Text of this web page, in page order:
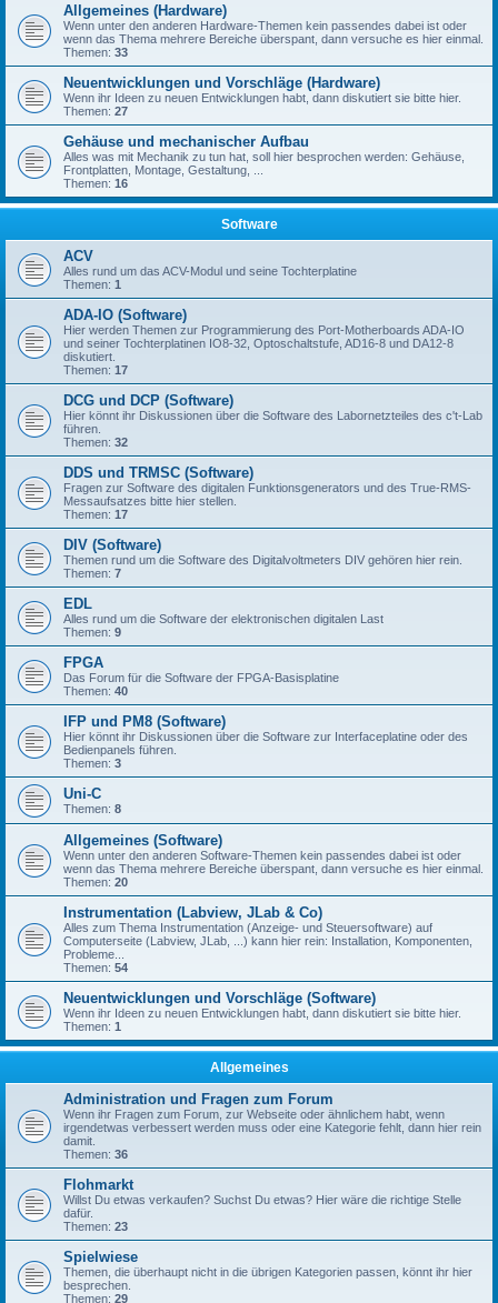
Allgemeines (Hardware)
Wenn unter den anderen Hardware-Themen kein passendes dabei ist oder
wenn das Thema mehrere Bereiche überspant, dann versuche es hier einmal.
Themen: 33
Neuentwicklungen und Vorschläge (Hardware)
Wenn ihr Ideen zu neuen Entwicklungen habt, dann diskutiert sie bitte hier.
Themen: 27
Gehäuse und mechanischer Aufbau
Alles was mit Mechanik zu tun hat, soll hier besprochen werden: Gehäuse,
Frontplatten, Montage, Gestaltung, ...
Themen: 16
Software
ACV
Alles rund um das ACV-Modul und seine Tochterplatine
Themen: 1
ADA-IO (Software)
Hier werden Themen zur Programmierung des Port-Motherboards ADA-IO
und seiner Tochterplatinen IO8-32, Optoschaltstufe, AD16-8 und DA12-8
diskutiert.
Themen: 17
DCG und DCP (Software)
Hier könnt ihr Diskussionen über die Software des Labornetzteiles des c't-Lab
führen.
Themen: 32
DDS und TRMSC (Software)
Fragen zur Software des digitalen Funktionsgenerators und des True-RMS-
Messaufsatzes bitte hier stellen.
Themen: 17
DIV (Software)
Themen rund um die Software des Digitalvoltmeters DIV gehören hier rein.
Themen: 7
EDL
Alles rund um die Software der elektronischen digitalen Last
Themen: 9
FPGA
Das Forum für die Software der FPGA-Basisplatine
Themen: 40
IFP und PM8 (Software)
Hier könnt ihr Diskussionen über die Software zur Interfaceplatine oder des
Bedienpanels führen.
Themen: 3
Uni-C
Themen: 8
Allgemeines (Software)
Wenn unter den anderen Software-Themen kein passendes dabei ist oder
wenn das Thema mehrere Bereiche überspant, dann versuche es hier einmal.
Themen: 20
Instrumentation (Labview, JLab & Co)
Alles zum Thema Instrumentation (Anzeige- und Steuersoftware) auf
Computerseite (Labview, JLab, ...) kann hier rein: Installation, Komponenten,
Probleme...
Themen: 54
Neuentwicklungen und Vorschläge (Software)
Wenn ihr Ideen zu neuen Entwicklungen habt, dann diskutiert sie bitte hier.
Themen: 1
Allgemeines
Administration und Fragen zum Forum
Wenn ihr Fragen zum Forum, zur Webseite oder ähnlichem habt, wenn
irgendetwas verbessert werden muss oder eine Kategorie fehlt, dann hier rein
damit.
Themen: 36
Flohmarkt
Willst Du etwas verkaufen? Suchst Du etwas? Hier wäre die richtige Stelle
dafür.
Themen: 23
Spielwiese
Themen, die überhaupt nicht in die übrigen Kategorien passen, könnt ihr hier
besprechen.
Themen: 29